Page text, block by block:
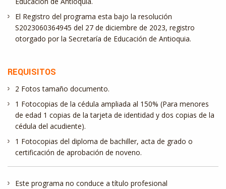
El Registro del programa esta bajo la resolución
S2023060364945 del 27 de diciembre de 2023, registro
otorgado por la Secretaría de Educación de Antioquia.
REQUISITOS
2 Fotos tamaño documento.
1 Fotocopias de la cédula ampliada al 150% (Para menores
de edad 1 copias de la tarjeta de identidad y dos copias de la
cédula del acudiente).
1 Fotocopias del diploma de bachiller, acta de grado o
certificación de aprobación de noveno.
Este programa no conduce a título profesional